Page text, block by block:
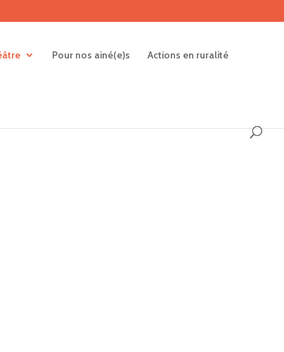
Pour nos ainé(e)s Actions en ruralité